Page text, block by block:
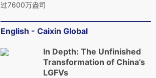
过7600万盎司
English - Caixin Global
In Depth: The Unfinished
Transformation of China’s
LGFVs